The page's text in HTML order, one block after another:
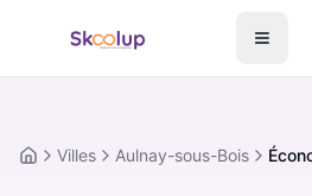
AccueilVilles Aulnay-sous-Bois